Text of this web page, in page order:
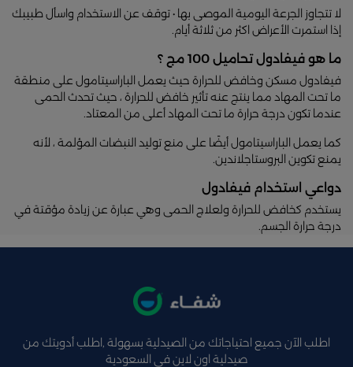
لا تتجاوز الجرعة اليومية الموصى بها • توقف عن الاستخدام واسأل طبيبك
إذا استمرت الأعراض اكثر من ثلاثة أيام.
ما هو فيفادول تحاميل 100 مج ؟
فيفادول مسكن وخافض للحرارة حيث يعمل الباراسيتامول على منطقة
ما تحت المهاد مما ينتج عنه تأثير خافض للحرارة ، حيث تحدث الحمى
عندما تكون درجة حرارة ما تحت المهاد أعلى من المعتاد.
كما يعمل الباراسيتامول أيضًا على منع توليد النبضات المؤلمة ، لأنه
يمنع تكوين البروستاجلاندين.
دواعي استخدام فيفادول
يستخدم كخافض للحرارة ولعلاج الحمى وهي عبارة عن زيادة مؤقتة في
درجة حرارة الجسم.
اطلب الآن جميع احتياجاتك من الصيدلية بسهولة ,اطلب أدويتك من
صيدلية اون لاين فى السعودية